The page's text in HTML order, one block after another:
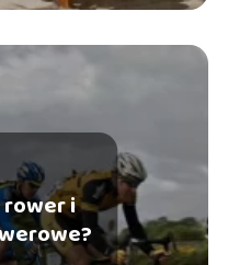
rower i